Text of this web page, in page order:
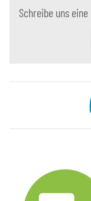
Schreibe uns